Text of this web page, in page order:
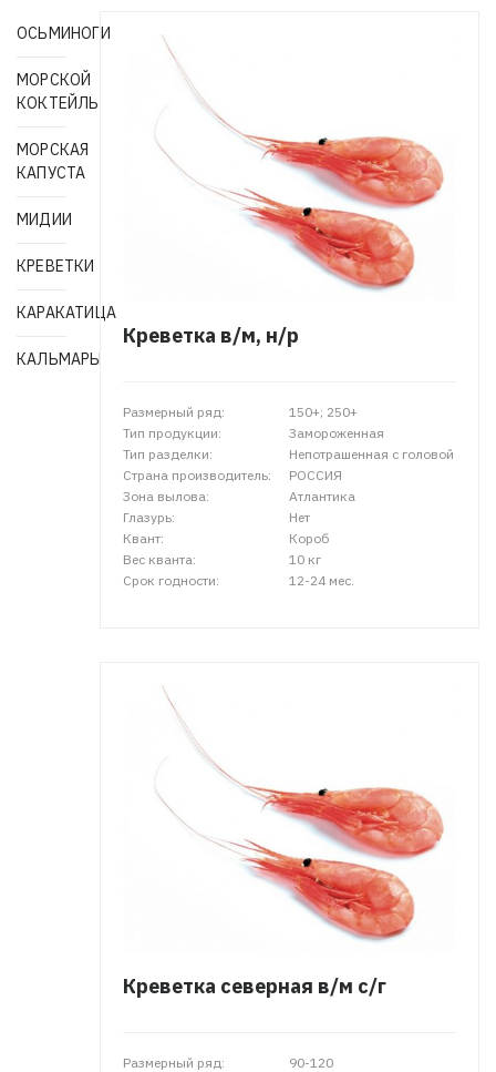
ОСЬМИНОГИ
МОРСКОЙ
КОКТЕЙЛЬ
МОРСКАЯ
КАПУСТА
МИДИИ
КРЕВЕТКИ
КАРАКАТИЦА
КАЛЬМАРЫ
Креветка в/м, н/р
Размерный ряд:
150+; 250+
Тип продукции:
Замороженная
Тип разделки:
Непотрашенная с головой
Страна производитель:
РОССИЯ
Зона вылова:
Атлантика
Глазурь:
Нет
Квант:
Короб
Вес кванта:
10 кг
Срок годности:
12-24 мес.
Креветка северная в/м с/г
Размерный ряд:
90-120